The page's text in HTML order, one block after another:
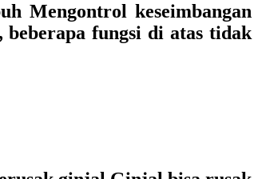
Mengontrol keseimbangan
fungsi di atas tidak